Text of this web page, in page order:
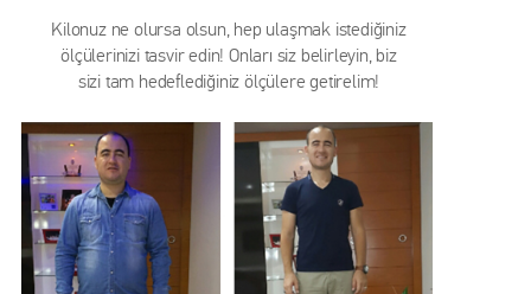
Kilonuz ne olursa olsun, hep ulaşmak istediğiniz
ölçülerinizi tasvir edin! Onları siz belirleyin, biz
sizi tam hedeflediğiniz ölçülere getirelim!